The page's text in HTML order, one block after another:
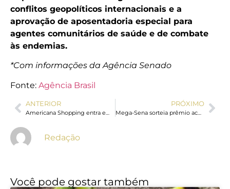
conflitos geopolíticos internacionais e a
aprovação de aposentadoria especial para
agentes comunitários de saúde e de combate
às endemias.
*Com informações da Agência Senado
Fonte: Agência Brasil
ANTERIOR
Americana Shopping entra em clima de Copa do Mundo 2026 e transmite jogos do Brasil em telões na Praça de Alimentação
PRÓXIMO
Mega-Sena sorteia prêmio acumulado em R$ 8 milhões nesta quinta-feira
Redação
Você pode gostar também